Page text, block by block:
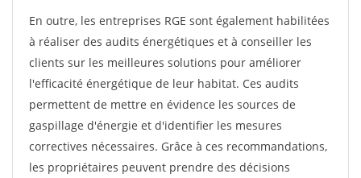
En outre, les entreprises RGE sont également habilitées
à réaliser des audits énergétiques et à conseiller les
clients sur les meilleures solutions pour améliorer
l'efficacité énergétique de leur habitat. Ces audits
permettent de mettre en évidence les sources de
gaspillage d'énergie et d'identifier les mesures
correctives nécessaires. Grâce à ces recommandations,
les propriétaires peuvent prendre des décisions